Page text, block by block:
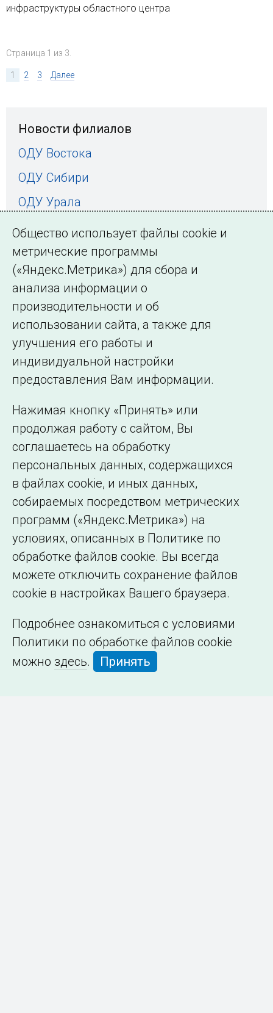
инфраструктуры областного центра
Страница 1 из 3.
1 2 3 Далее
Новости филиалов
ОДУ Востока
ОДУ Сибири
ОДУ Урала
ОДУ Средней Волги
ОДУ Центра
ОДУ Северо-Запада
©2005–2026 АО «СО ЕЭС»
Филиалы и
представительства
образовательной
организации
Общество использует файлы cookie и
метрические программы
(«Яндекс.Метрика») для сбора и
анализа информации о
производительности и об
использовании сайта, а также для
улучшения его работы и
индивидуальной настройки
предоставления Вам информации.
Нажимая кнопку «Принять» или
продолжая работу с сайтом, Вы
соглашаетесь на обработку
персональных данных, содержащихся
в файлах cookie, и иных данных,
собираемых посредством метрических
программ («Яндекс.Метрика») на
условиях, описанных в Политике по
обработке файлов cookie. Вы всегда
можете отключить сохранение файлов
cookie в настройках Вашего браузера.
Подробнее ознакомиться с условиями
Политики по обработке файлов cookie
можно здесь. Принять